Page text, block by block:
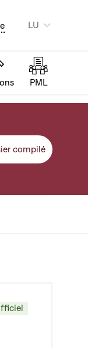
LU
PML
compilé